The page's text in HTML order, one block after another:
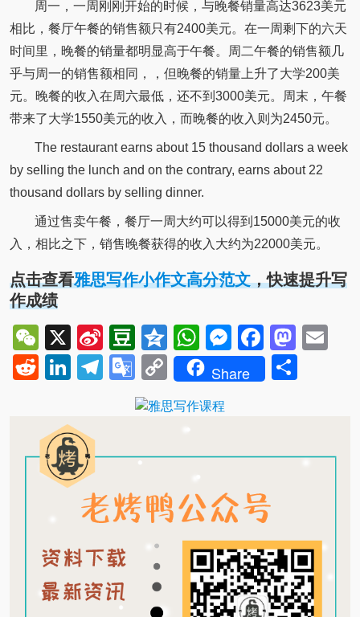
周一，一周刚刚开始的时候，与晚餐销量高达3623美元
相比，餐厅午餐的销售额只有2400美元。在一周剩下的六天
时间里，晚餐的销量都明显高于午餐。周二午餐的销售额几
乎与周一的销售额相同，，但晚餐的销量上升了大学200美
元。晚餐的收入在周六最低，还不到3000美元。周末，午餐
带来了大学1550美元的收入，而晚餐的收入则为2450元。
The restaurant earns about 15 thousand dollars a week
by selling the lunch and on the contrary, earns about 22
thousand dollars by selling dinner.
通过售卖午餐，餐厅一周大约可以得到15000美元的收
入，相比之下，销售晚餐获得的收入大约为22000美元。
点击查看雅思写作小作文高分范文，快速提升写
作成绩
WeChat
X
Sina
Weibo
Douban
QzoneWhatsApp
Messenger
RedditLinkedIn
Telegram
Google
Translate
Copy
Link
Share